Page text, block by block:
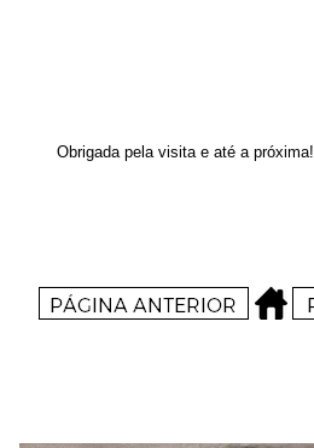
Obrigada pela visita e até a próxima!